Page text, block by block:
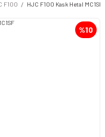
F100 HJC F100 Kask Hetal MC1SF
%10